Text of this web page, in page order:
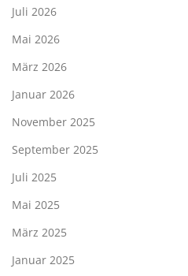
Juli 2026
Mai 2026
März 2026
Januar 2026
November 2025
September 2025
Juli 2025
Mai 2025
März 2025
Januar 2025